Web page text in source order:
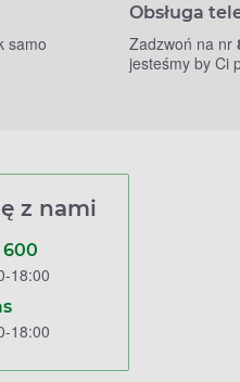
samo
Obsługa
Zadzwoń na nr
jesteśmy by Ci
z nami
600
18:00
18:00